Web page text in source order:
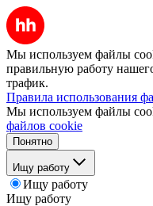
Мы используем файлы
правильную работу
трафик.
Правила использования
Мы используем файлы
файлов cookie
Понятно
Ищу работу
Ищу работу
Ищу работу